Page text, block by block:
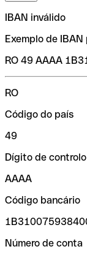
IBAN inválido
Exemplo de IBAN
RO 49 AAAA
RO
Código do país
49
Dígito de controlo
AAAA
Código bancário
Número de conta